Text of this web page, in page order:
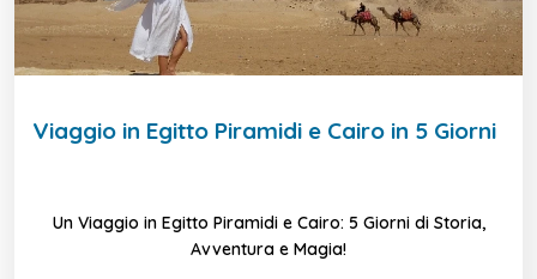
Viaggio in Egitto Piramidi e Cairo in 5 Giorni
Un Viaggio in Egitto Piramidi e Cairo: 5 Giorni di Storia,
Avventura e Magia!